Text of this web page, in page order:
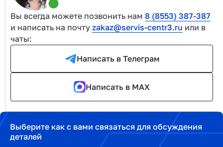
Вы всегда можете позвонить нам 8 (8553) 387-387
и написать на почту zakaz@servis-centr3.ru или в
чаты:
Написать в Телеграм
Написать в MAX
Выберите как с вами связаться для обсуждения
деталей